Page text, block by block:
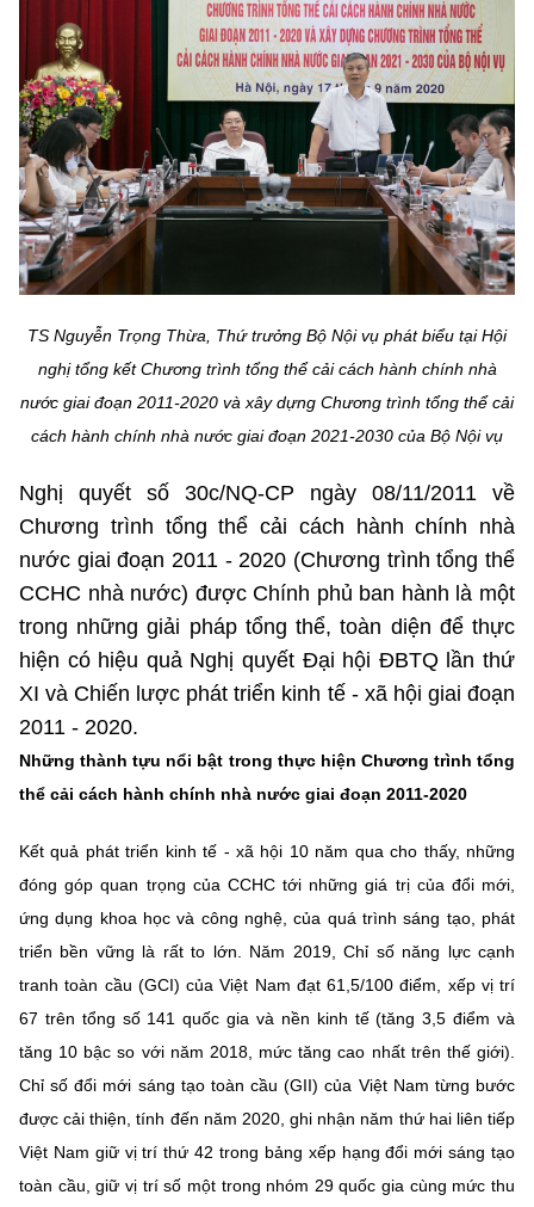
Năng lượng nguyên tử
Chọn ngôn ngữ
Vietnamese English
BỘ KHOA HỌC VÀ CÔNG NGHỆ
MINISTRY OF SCIENCE AND TECHNOLOGY
Cơ quan chủ quản: Bộ Khoa học và Công nghệ (MST)
Chịu trách nhiệm nội dung: Nguyễn Thị Hải Hằng
Giám đốc Trung tâm Truyền thông Khoa học và Công nghệ.
Địa chỉ: Ban Biên tập Cổng TTĐT - 18 Nguyễn Du, TP. Hà Nội
Điện thoại: 024 3936 9506
©2026 Bản quyền thuộc Bộ Khoa Học và Công Nghệ
(Ghi rõ nguồn "https://mst.gov.vn" khi phát hành lại thông tin từ
website này)
TS Nguyễn Trọng Thừa, Thứ trưởng Bộ Nội vụ phát biểu tại Hội
nghị tổng kết Chương trình tổng thể cải cách hành chính nhà
nước giai đoạn 2011-2020 và xây dựng Chương trình tổng thể cải
cách hành chính nhà nước giai đoạn 2021-2030 của Bộ Nội vụ
Nghị quyết số 30c/NQ-CP ngày 08/11/2011 về
Chương trình tổng thể cải cách hành chính nhà
nước giai đoạn 2011 - 2020 (Chương trình tổng thể
CCHC nhà nước) được Chính phủ ban hành là một
trong những giải pháp tổng thể, toàn diện để thực
hiện có hiệu quả Nghị quyết Đại hội ĐBTQ lần thứ
XI và Chiến lược phát triển kinh tế - xã hội giai đoạn
2011 - 2020.
Những thành tựu nổi bật trong thực hiện Chương trình tổng
thể cải cách hành chính nhà nước giai đoạn 2011-2020
Kết quả phát triển kinh tế - xã hội 10 năm qua cho thấy, những
đóng góp quan trọng của CCHC tới những giá trị của đổi mới,
ứng dụng khoa học và công nghệ, của quá trình sáng tạo, phát
triển bền vững là rất to lớn. Năm 2019, Chỉ số năng lực cạnh
tranh toàn cầu (GCI) của Việt Nam đạt 61,5/100 điểm, xếp vị trí
67 trên tổng số 141 quốc gia và nền kinh tế (tăng 3,5 điểm và
tăng 10 bậc so với năm 2018, mức tăng cao nhất trên thế giới).
Chỉ số đổi mới sáng tạo toàn cầu (GII) của Việt Nam từng bước
được cải thiện, tính đến năm 2020, ghi nhận năm thứ hai liên tiếp
Việt Nam giữ vị trí thứ 42 trong bảng xếp hạng đổi mới sáng tạo
toàn cầu, giữ vị trí số một trong nhóm 29 quốc gia cùng mức thu